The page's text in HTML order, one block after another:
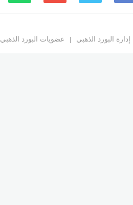
إدارة البورد الذهبي عضويات البورد الذهبي